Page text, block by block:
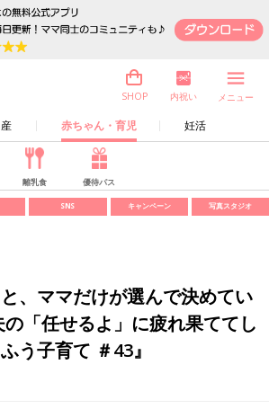
赤ちゃん・育児 妊活
SHOP 内祝い メニュー
離乳食 優待パス
SNS キャンペーン 写真スタジオ
、ママだけが選んで決めてい
「任せるよ」に疲れ果ててし
う子育て ＃43』